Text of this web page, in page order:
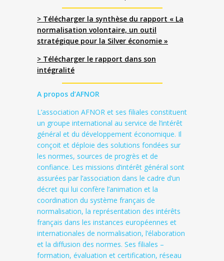
> Télécharger la synthèse du rapport « La
normalisation volontaire, un outil
stratégique pour la Silver économie »
> Télécharger le rapport dans son
intégralité
A propos d’AFNOR
L’association AFNOR et ses filiales constituent
un groupe international au service de l’intérêt
général et du développement économique. Il
conçoit et déploie des solutions fondées sur
les normes, sources de progrès et de
confiance. Les missions d’intérêt général sont
assurées par l’association dans le cadre d’un
décret qui lui confère l’animation et la
coordination du système français de
normalisation, la représentation des intérêts
français dans les instances européennes et
internationales de normalisation, l’élaboration
et la diffusion des normes. Ses filiales –
formation, évaluation et certification, réseau